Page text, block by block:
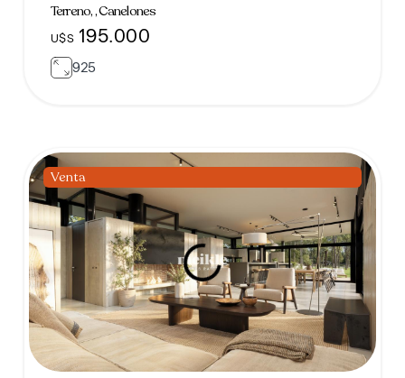
Terreno, , Canelones
U$S 195.000
925
Venta